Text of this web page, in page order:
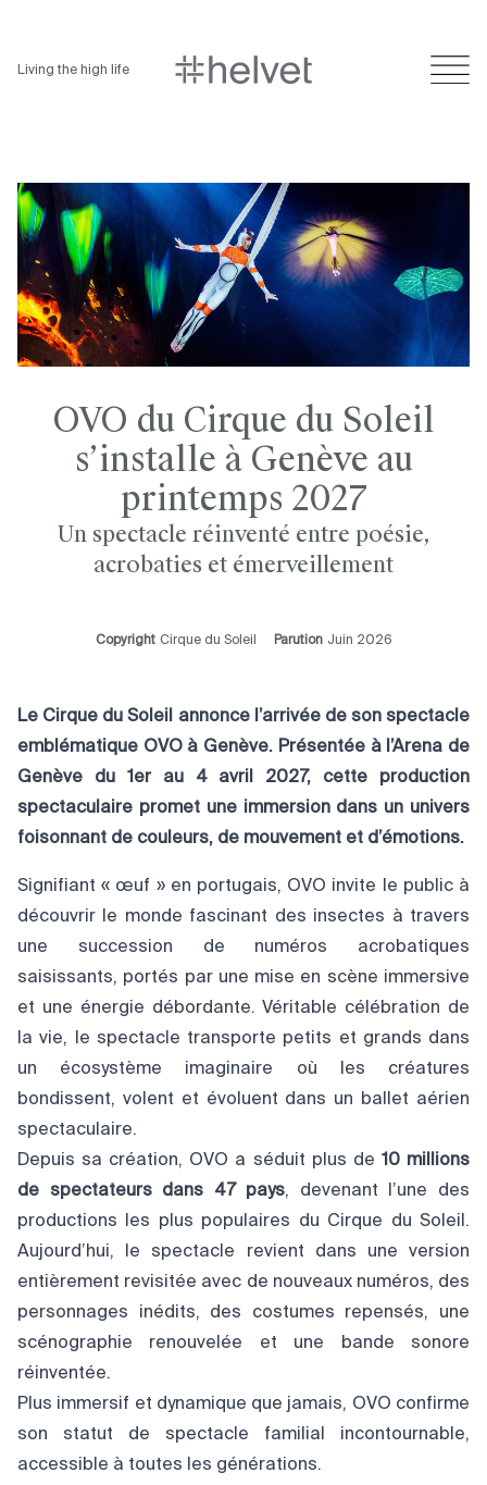
Living the high life
OVO du Cirque du Soleil
s’installe à Genève au
printemps 2027
Un spectacle réinventé entre poésie,
acrobaties et émerveillement
Copyright Cirque du Soleil Parution Juin 2026
Le Cirque du Soleil annonce l’arrivée de son spectacle
emblématique OVO à Genève. Présentée à l’Arena de
Genève du 1er au 4 avril 2027, cette production
spectaculaire promet une immersion dans un univers
foisonnant de couleurs, de mouvement et d’émotions.
Signifiant « œuf » en portugais, OVO invite le public à
découvrir le monde fascinant des insectes à travers
une succession de numéros acrobatiques
saisissants, portés par une mise en scène immersive
et une énergie débordante. Véritable célébration de
la vie, le spectacle transporte petits et grands dans
un écosystème imaginaire où les créatures
bondissent, volent et évoluent dans un ballet aérien
spectaculaire.
Depuis sa création, OVO a séduit plus de 10 millions
de spectateurs dans 47 pays, devenant l’une des
productions les plus populaires du Cirque du Soleil.
Aujourd’hui, le spectacle revient dans une version
entièrement revisitée avec de nouveaux numéros, des
personnages inédits, des costumes repensés, une
scénographie renouvelée et une bande sonore
réinventée.
Plus immersif et dynamique que jamais, OVO confirme
son statut de spectacle familial incontournable,
accessible à toutes les générations.